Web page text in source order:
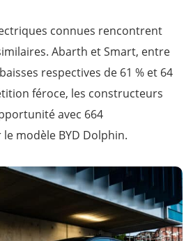
connues rencontrent
Abarth et Smart, entre
respectives de 61 % et 64
féroce, les constructeurs
avec 664
modèle BYD Dolphin.